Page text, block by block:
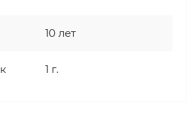
10 лет
1 г.